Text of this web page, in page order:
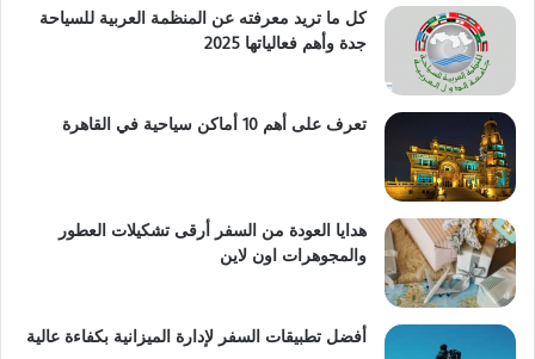
كل ما تريد معرفته عن المنظمة العربية للسياحة
جدة وأهم فعالياتها 2025
تعرف على أهم 10 أماكن سياحية في القاهرة
هدايا العودة من السفر أرقى تشكيلات العطور
والمجوهرات اون لاين
أفضل تطبيقات السفر لإدارة الميزانية بكفاءة عالية